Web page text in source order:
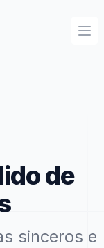
de
sinceros e